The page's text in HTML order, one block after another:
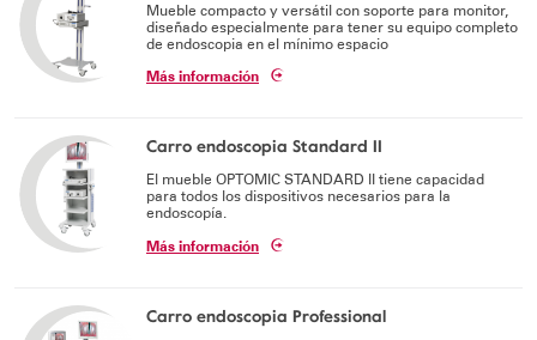
Consumibles
Solicita información
Soporte técnico
Mueble compacto y versátil con soporte para monitor,
diseñado especialmente para tener su equipo completo
de endoscopia en el mínimo espacio
Más información
Carro endoscopia Standard II
El mueble OPTOMIC STANDARD II tiene capacidad
para todos los dispositivos necesarios para la
endoscopía.
Más información
Carro endoscopia Professional